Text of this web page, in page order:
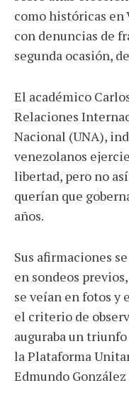
como históricas en
con denuncias de
segunda ocasión,
El académico
Relaciones
Nacional (UNA),
venezolanos
libertad, pero no
querían que
años.
Sus afirmaciones
en sondeos
se veían en fotos y
el criterio de
auguraba un
la Plataforma
Edmundo